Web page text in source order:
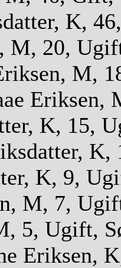
K,
M, 20,
M,
Eriksen,
K, 15,
K,
K, 9,
M, 7,
5, Ugift,
Eriksen,